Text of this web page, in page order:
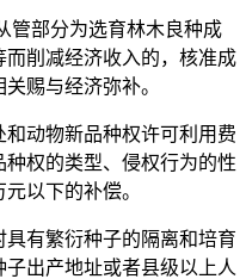
部分为选育林木良种成
削减经济收入的，核准成
赐与经济弥补。
动物新品种权许可利用费
权的类型、侵权行为的性
以下的补偿。
有繁衍种子的隔离和培育
出产地址或者县级以上人